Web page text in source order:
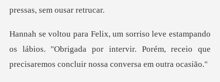
o
os lábios. "Obrigada por intervir. Porém, receio que